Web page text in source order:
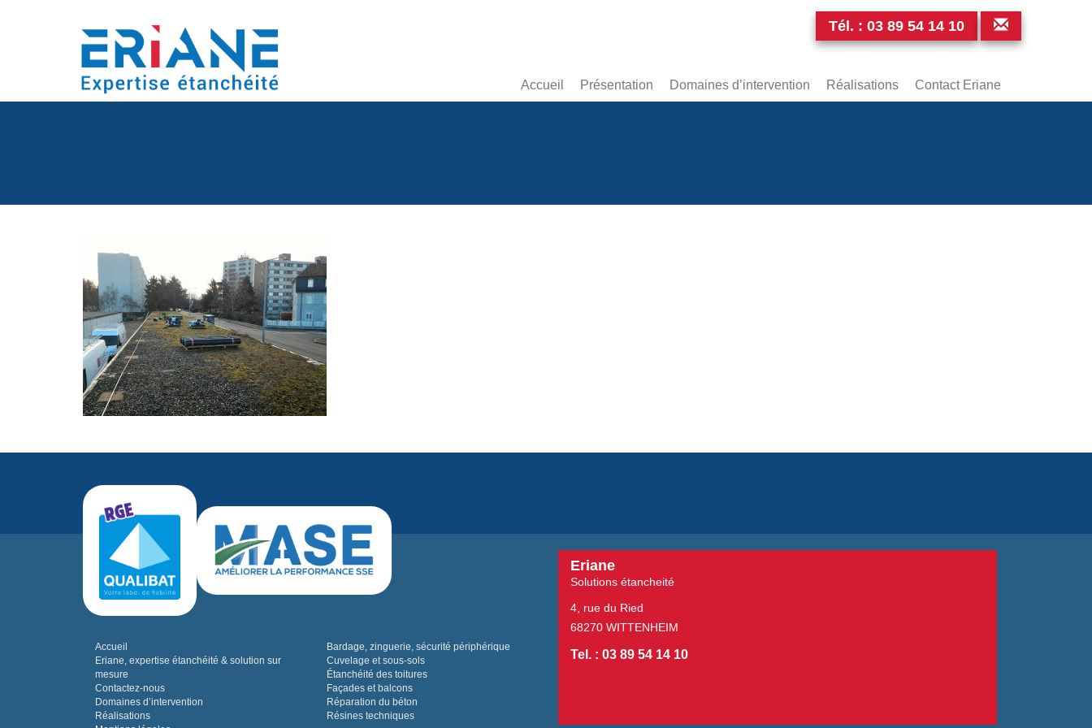
Tél. : 03 89 54 14 10
Accueil Présentation Domaines d’intervention Réalisations Contact Eriane
Accueil
Eriane, expertise étanchéité & solution sur
mesure
Contactez-nous
Domaines d’intervention
Réalisations
Bardage, zinguerie, sécurité périphérique
Cuvelage et sous-sols
Étanchéité des toitures
Façades et balcons
Réparation du béton
Résines techniques
Eriane
Solutions étancheité
4, rue du Ried
68270 WITTENHEIM
Tel. : 03 89 54 14 10